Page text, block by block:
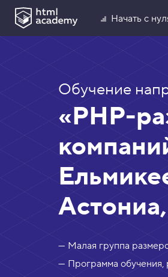
Начать с
Обучение
«PHP-
— Малая группа
— Программа обучения,